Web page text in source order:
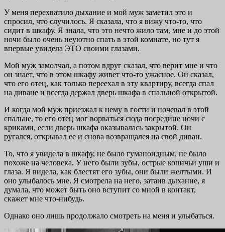
У меня перехватило дыхание и мой муж заметил это и
спросил, что случилось. Я сказала, что я вижу что-то, что
сидит в шкафу. Я знала, что это нечто жило там, мне и до этой
ночи было очень неуютно спать в этой комнате, но тут я
впервые увидела ЭТО своими глазами.
Мой муж замолчал, а потом вдруг сказал, что верит мне и что
он знает, что в этом шкафу живет что-то ужасное. Он сказал,
что его отец, как только переехал в эту квартиру, всегда спал
на диване и всегда держал дверь шкафа в спальной открытой.
И когда мой муж приезжал к нему в гости и ночевал в этой
спальне, то его отец мог ворваться сюда посредине ночи с
криками, если дверь шкафа оказывалась закрытой. Он
ругался, открывал ее и снова возвращался на свой диван.
То, что я увидела в шкафу, не было гуманоидным, не было
похоже на человека. У него были зубы, острые кошачьи уши и
глаза. Я видела, как блестят его зубы, они были желтыми. И
оно улыбалось мне. Я смотрела на него, затаив дыхание, я
думала, что может быть оно вступит со мной в контакт,
скажет мне что-нибудь.
Однако оно лишь продолжало смотреть на меня и улыбаться.